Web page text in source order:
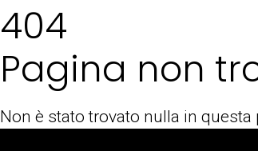
404
Pagina non
Non è stato trovato nulla in